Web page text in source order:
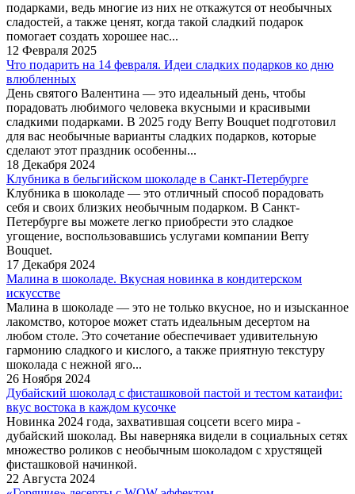
подарками, ведь многие из них не откажутся от необычных
сладостей, а также ценят, когда такой сладкий подарок
помогает создать хорошее нас...
12 Февраля 2025
Что подарить на 14 февраля. Идеи сладких подарков ко дню
влюбленных
День святого Валентина — это идеальный день, чтобы
порадовать любимого человека вкусными и красивыми
сладкими подарками. В 2025 году Berry Bouquet подготовил
для вас необычные варианты сладких подарков, которые
сделают этот праздник особенны...
18 Декабря 2024
Клубника в бельгийском шоколаде в Санкт-Петербурге
Клубника в шоколаде — это отличный способ порадовать
себя и своих близких необычным подарком. В Санкт-
Петербурге вы можете легко приобрести это сладкое
угощение, воспользовавшись услугами компании Berry
Bouquet.
17 Декабря 2024
Малина в шоколаде. Вкусная новинка в кондитерском
искусстве
Малина в шоколаде — это не только вкусное, но и изысканное
лакомство, которое может стать идеальным десертом на
любом столе. Это сочетание обеспечивает удивительную
гармонию сладкого и кислого, а также приятную текстуру
шоколада с нежной яго...
26 Ноября 2024
Дубайский шоколад с фисташковой пастой и тестом катаифи:
вкус востока в каждом кусочке
Новинка 2024 года, захватившая соцсети всего мира -
дубайский шоколад. Вы наверняка видели в социальных сетях
множество роликов с необычным шоколадом с хрустящей
фисташковой начинкой.
22 Августа 2024